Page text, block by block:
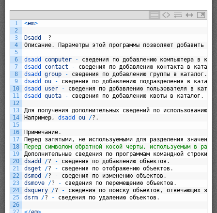
1
2
3
4
5
6
7
8
9
10
11
12
13
14
15
16
17
18
19
20
21
22
23
24
25
26
<em>
Dsadd -?
Описание. Параметры этой программы позволяют добавить
dsadd computer - сведения по добавлению компьютера в
dsadd contact - сведения по добавлению контакта в
каталог
dsadd group - сведения по добавлению группы в каталог .
dsadd ou - сведения по добавлению подразделения в
каталог
dsadd user - сведения по добавлению пользователя в
dsadd quota - сведения по добавлению квоты в каталог .
Для получения дополнительных сведений по использованию
Например, dsadd ou /? .
Примечание.
Перед запятыми, не используемыми для разделения
значений
Перед символом обратной косой черты, используемым в
Дополнительные сведения по программам командной строки
dsadd
/? - сведения по добавлению объектов .
dsget
/? - сведения по отображению объектов .
dsmod
/? - сведения по изменению объектов .
dsmove /? - сведения по перемещению объектов .
dsquery /? - сведения по поиску объектов , отвечающих
dsrm /? - сведения по удалению объектов .